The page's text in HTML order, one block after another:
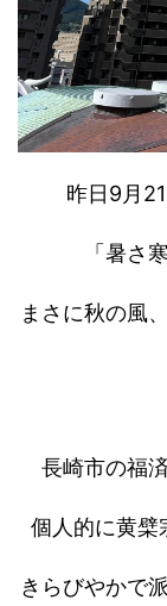
昨日9月
「暑さ
まさに秋の風
長崎市の福
個人的に黄檗
きらびやかで